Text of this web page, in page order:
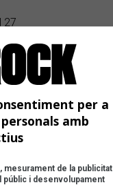
27
per a
amb
mesurament de la publicitat
i desenvolupament